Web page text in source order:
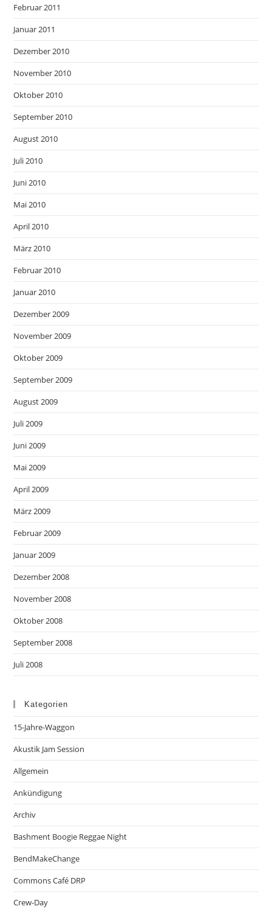
Februar 2011
Januar 2011
Dezember 2010
November 2010
Oktober 2010
September 2010
August 2010
Juli 2010
Juni 2010
Mai 2010
April 2010
März 2010
Februar 2010
Januar 2010
Dezember 2009
November 2009
Oktober 2009
September 2009
August 2009
Juli 2009
Juni 2009
Mai 2009
April 2009
März 2009
Februar 2009
Januar 2009
Dezember 2008
November 2008
Oktober 2008
September 2008
Juli 2008
Kategorien
15-Jahre-Waggon
Akustik Jam Session
Allgemein
Ankündigung
Archiv
Bashment Boogie Reggae Night
BendMakeChange
Commons Café DRP
Crew-Day